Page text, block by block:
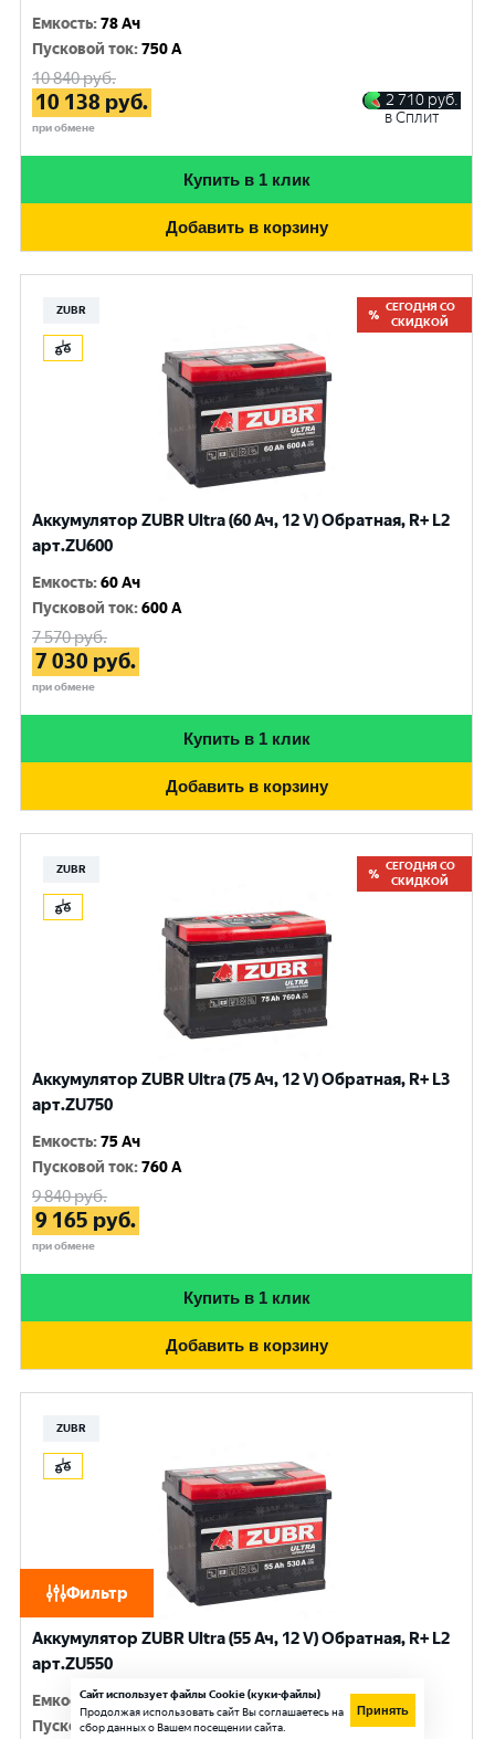
Фильтр
Емкость:78 Ач
Пусковой ток:750 A
10 840руб.
10 138 руб.
при обмене
2 710 руб.
в Сплит
Купить в 1 клик
Добавить в корзину
ZUBR
СЕГОДНЯ СО
СКИДКОЙ
Аккумулятор ZUBR Ultra (60 Ач, 12 V) Обратная, R+ L2
арт.ZU600
Емкость:60 Ач
Пусковой ток:600 A
7 570руб.
7 030 руб.
при обмене
Купить в 1 клик
Добавить в корзину
ZUBR
СЕГОДНЯ СО
СКИДКОЙ
Аккумулятор ZUBR Ultra (75 Ач, 12 V) Обратная, R+ L3
арт.ZU750
Емкость:75 Ач
Пусковой ток:760 A
9 840руб.
9 165 руб.
при обмене
Купить в 1 клик
Добавить в корзину
ZUBR
Аккумулятор ZUBR Ultra (55 Ач, 12 V) Обратная, R+ L2
арт.ZU550
Емкость:55 Ач
Пусковой ток:530 A
Сайт использует файлы Cookie (куки-файлы)
Продолжая использовать сайт Вы соглашаетесь на
сбор данных о Вашем посещении сайта.
Принять